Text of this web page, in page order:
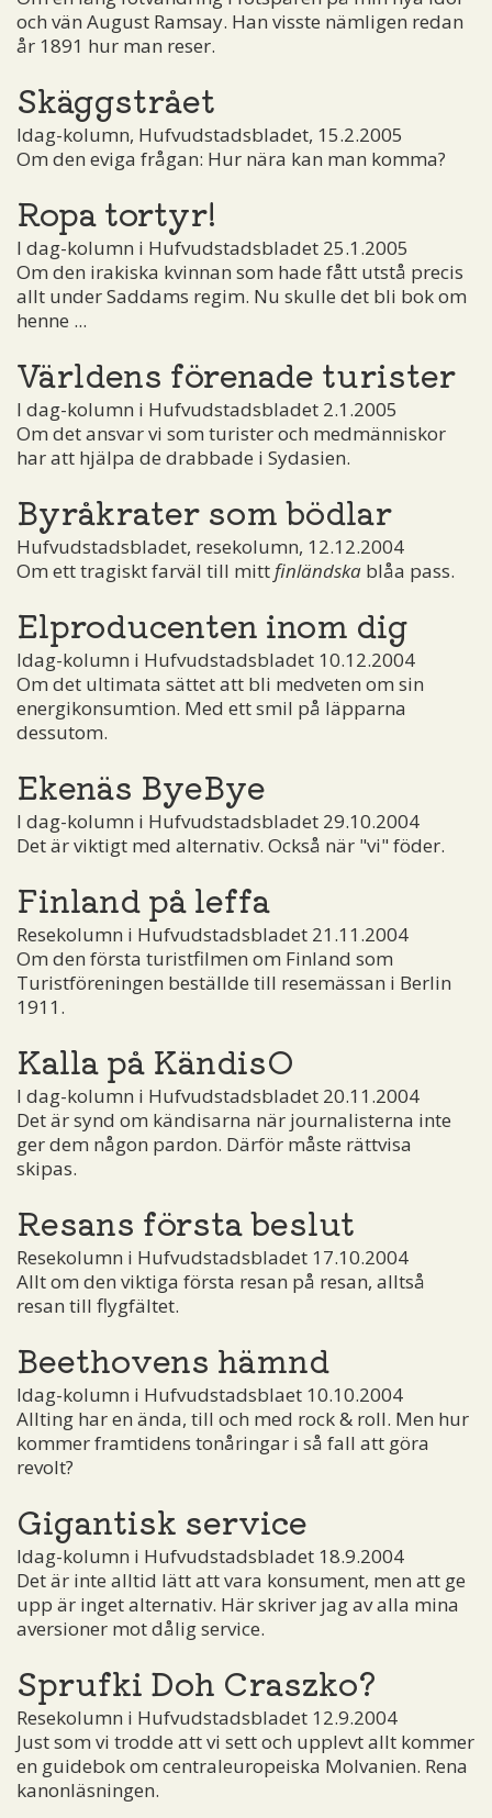
och vän August Ramsay. Han visste nämligen redan
år 1891 hur man reser.
Skäggstrået
Idag-kolumn, Hufvudstadsbladet, 15.2.2005
Om den eviga frågan: Hur nära kan man komma?
Ropa tortyr!
I dag-kolumn i Hufvudstadsbladet 25.1.2005
Om den irakiska kvinnan som hade fått utstå precis
allt under Saddams regim. Nu skulle det bli bok om
henne ...
Världens förenade turister
I dag-kolumn i Hufvudstadsbladet 2.1.2005
Om det ansvar vi som turister och medmänniskor
har att hjälpa de drabbade i Sydasien.
Byråkrater som bödlar
Hufvudstadsbladet, resekolumn, 12.12.2004
Om ett tragiskt farväl till mitt finländska blåa pass.
Elproducenten inom dig
Idag-kolumn i Hufvudstadsbladet 10.12.2004
Om det ultimata sättet att bli medveten om sin
energikonsumtion. Med ett smil på läpparna
dessutom.
Ekenäs ByeBye
I dag-kolumn i Hufvudstadsbladet 29.10.2004
Det är viktigt med alternativ. Också när "vi" föder.
Finland på leffa
Resekolumn i Hufvudstadsbladet 21.11.2004
Om den första turistfilmen om Finland som
Turistföreningen beställde till resemässan i Berlin
1911.
Kalla på KändisO
I dag-kolumn i Hufvudstadsbladet 20.11.2004
Det är synd om kändisarna när journalisterna inte
ger dem någon pardon. Därför måste rättvisa
skipas.
Resans första beslut
Resekolumn i Hufvudstadsbladet 17.10.2004
Allt om den viktiga första resan på resan, alltså
resan till flygfältet.
Beethovens hämnd
Idag-kolumn i Hufvudstadsblaet 10.10.2004
Allting har en ända, till och med rock & roll. Men hur
kommer framtidens tonåringar i så fall att göra
revolt?
Gigantisk service
Idag-kolumn i Hufvudstadsbladet 18.9.2004
Det är inte alltid lätt att vara konsument, men att ge
upp är inget alternativ. Här skriver jag av alla mina
aversioner mot dålig service.
Sprufki Doh Craszko?
Resekolumn i Hufvudstadsbladet 12.9.2004
Just som vi trodde att vi sett och upplevt allt kommer
en guidebok om centraleuropeiska Molvanien. Rena
kanonläsningen.